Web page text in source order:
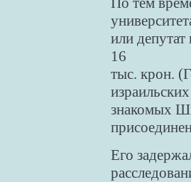
или
16
тыс. крон.
израильских
знакомых
Его